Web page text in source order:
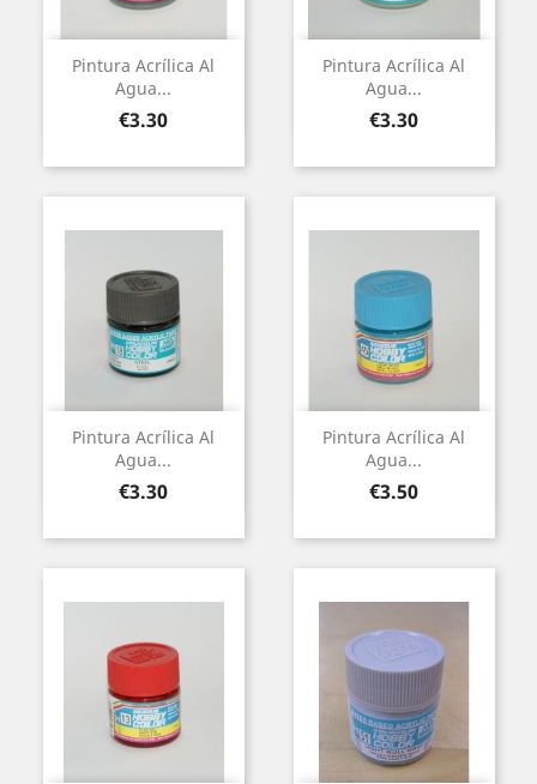
Pintura Acrílica Al
Agua...
Price
€3.30
Pintura Acrílica Al
Agua...
Price
€3.30
Pintura Acrílica Al
Agua...
Price
€3.30
Pintura Acrílica Al
Agua...
Price
€3.50